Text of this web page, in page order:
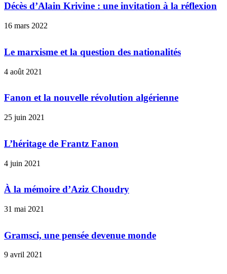
Décès d’Alain Krivine : une invitation à la réflexion
16 mars 2022
Le marxisme et la question des nationalités
4 août 2021
Fanon et la nouvelle révolution algérienne
25 juin 2021
L’héritage de Frantz Fanon
4 juin 2021
À la mémoire d’Aziz Choudry
31 mai 2021
Gramsci, une pensée devenue monde
9 avril 2021